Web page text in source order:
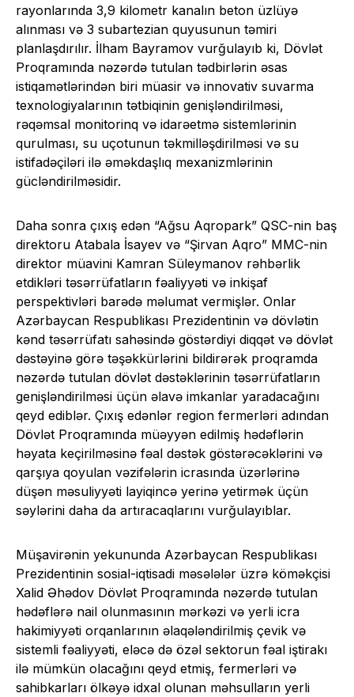
rayonlarında 3,9 kilometr kanalın beton üzlüyə
alınması və 3 subartezian quyusunun təmiri
planlaşdırılır. İlham Bayramov vurğulayıb ki, Dövlət
Proqramında nəzərdə tutulan tədbirlərin əsas
istiqamətlərindən biri müasir və innovativ suvarma
texnologiyalarının tətbiqinin genişləndirilməsi,
rəqəmsal monitorinq və idarəetmə sistemlərinin
qurulması, su uçotunun təkmilləşdirilməsi və su
istifadəçiləri ilə əməkdaşlıq mexanizmlərinin
gücləndirilməsidir.
Daha sonra çıxış edən “Ağsu Aqropark” QSC-nin baş
direktoru Atabala İsayev və “Şirvan Aqro” MMC-nin
direktor müavini Kamran Süleymanov rəhbərlik
etdikləri təsərrüfatların fəaliyyəti və inkişaf
perspektivləri barədə məlumat vermişlər. Onlar
Azərbaycan Respublikası Prezidentinin və dövlətin
kənd təsərrüfatı sahəsində göstərdiyi diqqət və dövlət
dəstəyinə görə təşəkkürlərini bildirərək proqramda
nəzərdə tutulan dövlət dəstəklərinin təsərrüfatların
genişləndirilməsi üçün əlavə imkanlar yaradacağını
qeyd ediblər. Çıxış edənlər region fermerləri adından
Dövlət Proqramında müəyyən edilmiş hədəflərin
həyata keçirilməsinə fəal dəstək göstərəcəklərini və
qarşıya qoyulan vəzifələrin icrasında üzərlərinə
düşən məsuliyyəti layiqincə yerinə yetirmək üçün
səylərini daha da artıracaqlarını vurğulayıblar.
Müşavirənin yekununda Azərbaycan Respublikası
Prezidentinin sosial-iqtisadi məsələlər üzrə köməkçisi
Xalid Əhədov Dövlət Proqramında nəzərdə tutulan
hədəflərə nail olunmasının mərkəzi və yerli icra
hakimiyyəti orqanlarının əlaqələndirilmiş çevik və
sistemli fəaliyyəti, eləcə də özəl sektorun fəal iştirakı
ilə mümkün olacağını qeyd etmiş, fermerləri və
sahibkarları ölkəyə idxal olunan məhsulların yerli